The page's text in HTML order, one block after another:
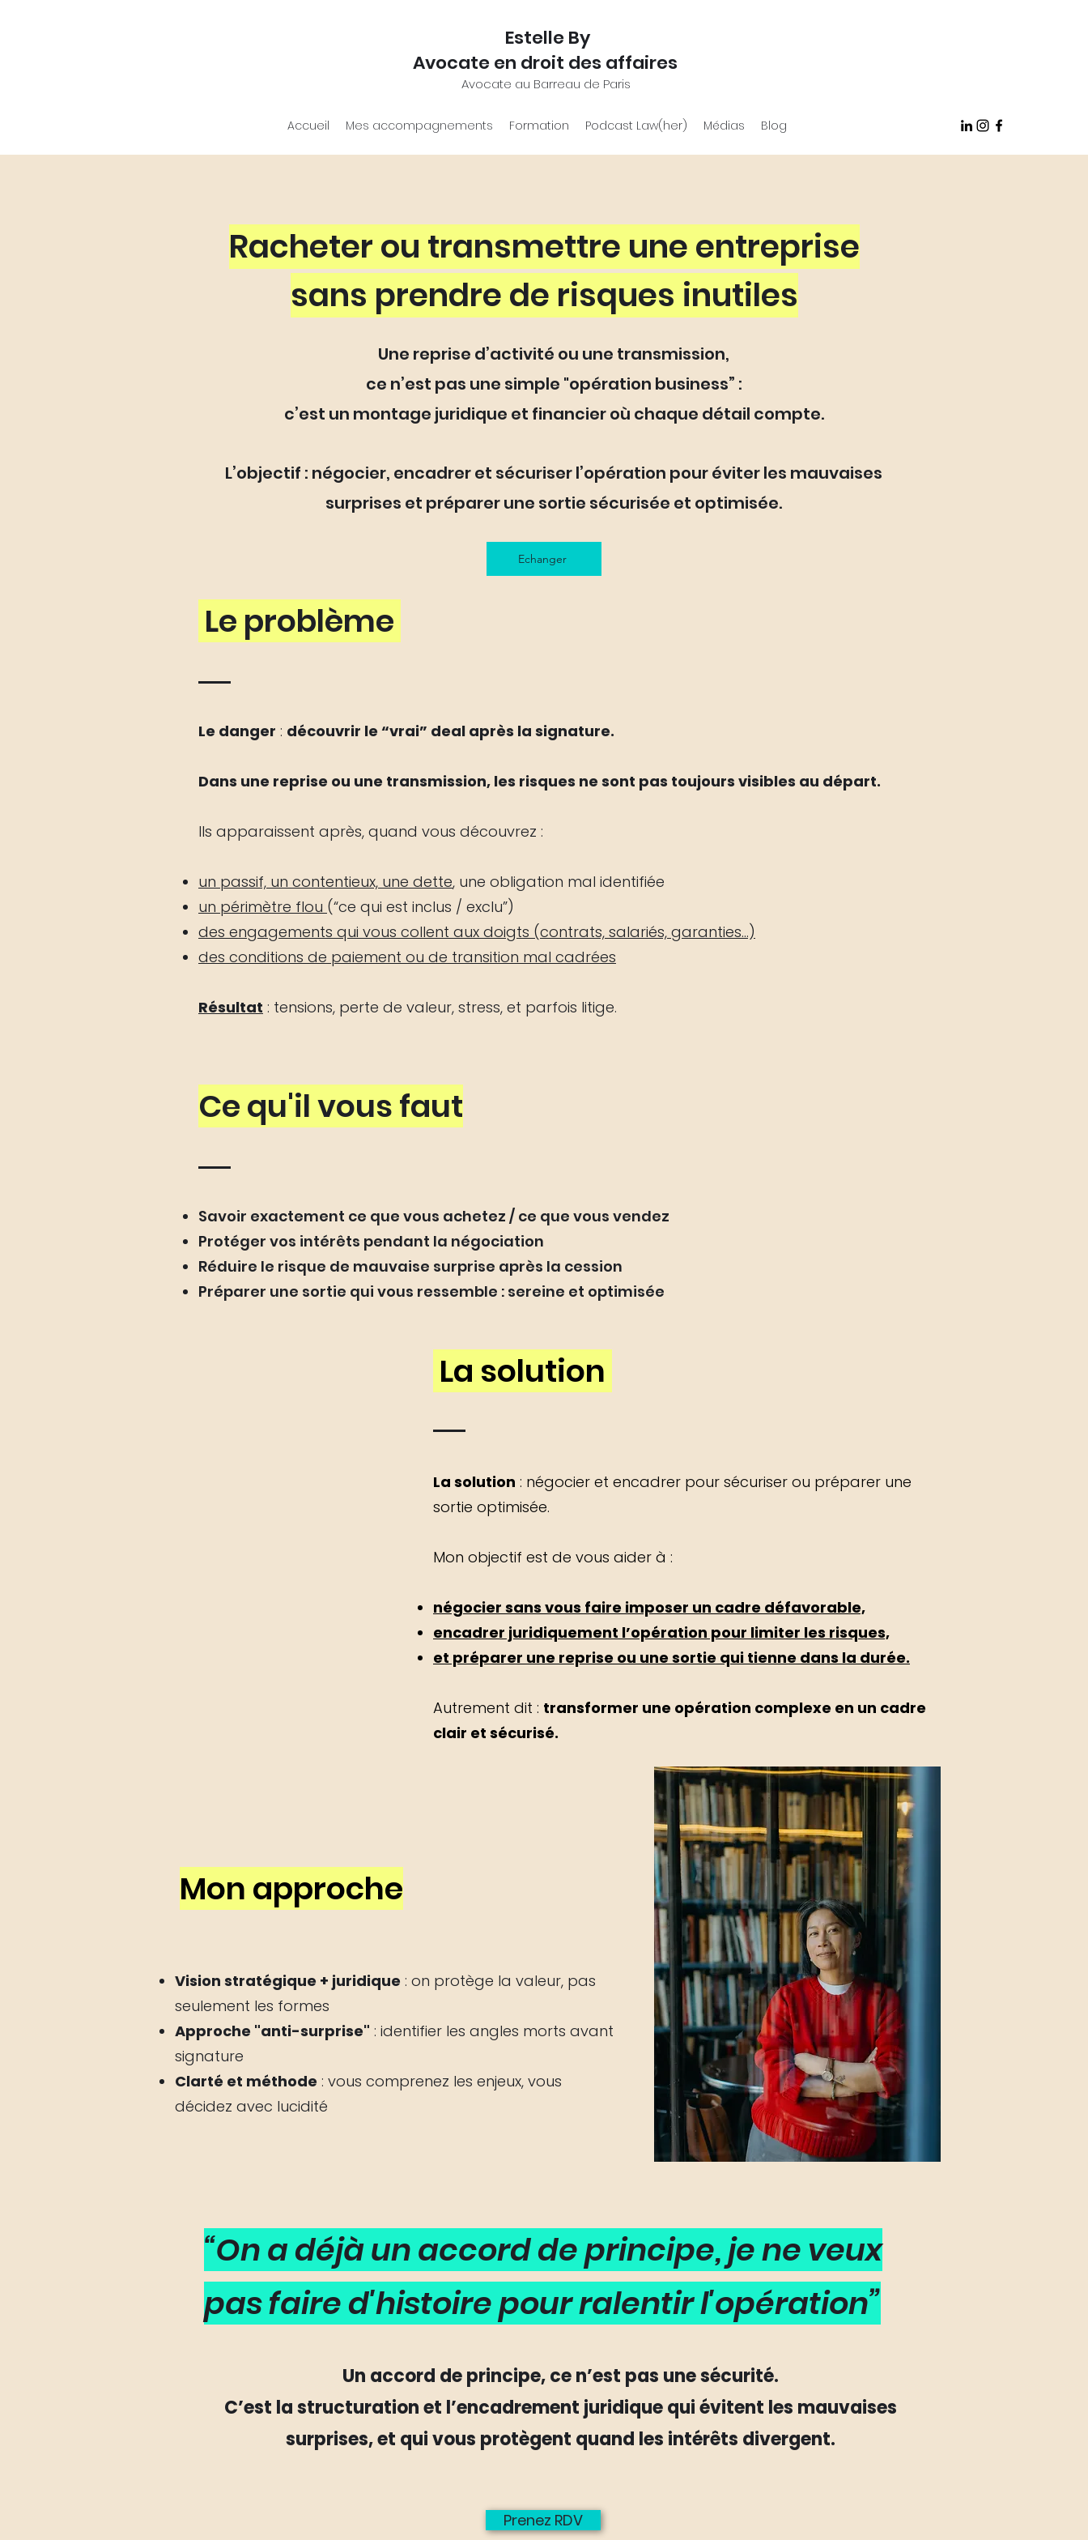
Estelle By
Avocate en droit des affaires
Avocate au Barreau de Paris
Accueil Mes accompagnements Formation Podcast Law(her) Médias Blog
Racheter ou transmettre une entreprise
sans prendre de risques inutiles
Une reprise d’activité ou une transmission,
ce n’est pas une simple "opération business” :
c’est un montage juridique et financier où chaque détail compte.
L’objectif : négocier, encadrer et sécuriser l’opération pour éviter les mauvaises
surprises et préparer une sortie sécurisée et optimisée.
Echanger
Le problème
Le danger : découvrir le “vrai” deal après la signature.
Dans une reprise ou une transmission, les risques ne sont pas toujours visibles au départ.
Ils apparaissent après, quand vous découvrez :
un passif, un contentieux, une dette, une obligation mal identifiée
un périmètre flou (“ce qui est inclus / exclu”)
des engagements qui vous collent aux doigts (contrats, salariés, garanties…)
des conditions de paiement ou de transition mal cadrées
Résultat : tensions, perte de valeur, stress, et parfois litige.
Ce qu'il vous faut
Savoir exactement ce que vous achetez / ce que vous vendez
Protéger vos intérêts pendant la négociation
Réduire le risque de mauvaise surprise après la cession
Préparer une sortie qui vous ressemble : sereine et optimisée
La solution
La solution : négocier et encadrer pour sécuriser ou préparer une
sortie optimisée.
Mon objectif est de vous aider à :
négocier sans vous faire imposer un cadre défavorable,
encadrer juridiquement l’opération pour limiter les risques,
et préparer une reprise ou une sortie qui tienne dans la durée.
Autrement dit : transformer une opération complexe en un cadre
clair et sécurisé.
Mon approche
Vision stratégique + juridique : on protège la valeur, pas
seulement les formes
Approche "anti-surprise" : identifier les angles morts avant
signature
Clarté et méthode : vous comprenez les enjeux, vous
décidez avec lucidité
“On a déjà un accord de principe,je ne veux
pas faire d'histoire pour ralentir l'opération”
Un accord de principe, ce n’est pas une sécurité.
C’est la structuration et l’encadrement juridique qui évitent les mauvaises
surprises, et qui vous protègent quand les intérêts divergent.
Prenez RDV